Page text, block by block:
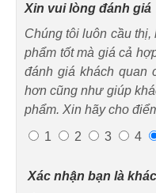
Xin vui lòng đánh giá
Chúng tôi luôn cầu thị,
phẩm tốt mà giá cả
đánh giá khách quan
hơn cũng như giúp
phẩm. Xin hãy cho
1
2 3 4
Xác nhận bạn là